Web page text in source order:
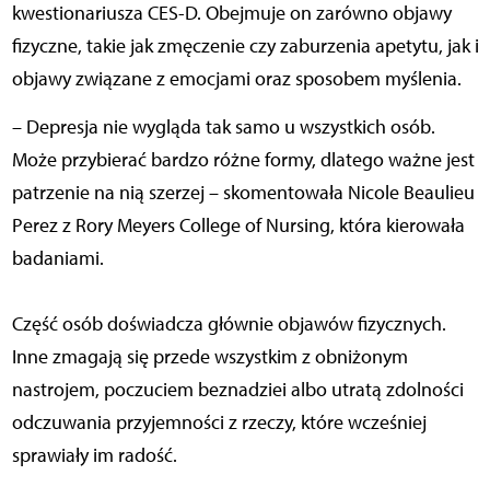
kwestionariusza CES-D. Obejmuje on zarówno objawy
fizyczne, takie jak zmęczenie czy zaburzenia apetytu, jak i
objawy związane z emocjami oraz sposobem myślenia.
– Depresja nie wygląda tak samo u wszystkich osób.
Może przybierać bardzo różne formy, dlatego ważne jest
patrzenie na nią szerzej – skomentowała Nicole Beaulieu
Perez z Rory Meyers College of Nursing, która kierowała
badaniami.
Część osób doświadcza głównie objawów fizycznych.
Inne zmagają się przede wszystkim z obniżonym
nastrojem, poczuciem beznadziei albo utratą zdolności
odczuwania przyjemności z rzeczy, które wcześniej
sprawiały im radość.